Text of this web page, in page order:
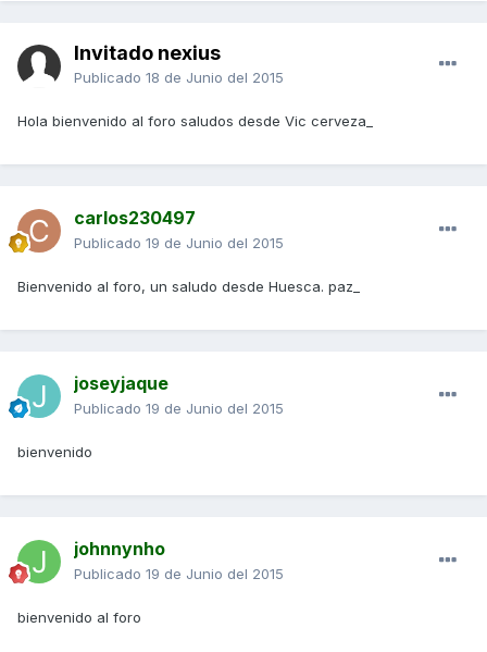
Invitado nexius
Publicado 18 de Junio del 2015
Hola bienvenido al foro saludos desde Vic cerveza_
carlos230497
Publicado 19 de Junio del 2015
Bienvenido al foro, un saludo desde Huesca. paz_
joseyjaque
Publicado 19 de Junio del 2015
bienvenido
johnnynho
Publicado 19 de Junio del 2015
bienvenido al foro